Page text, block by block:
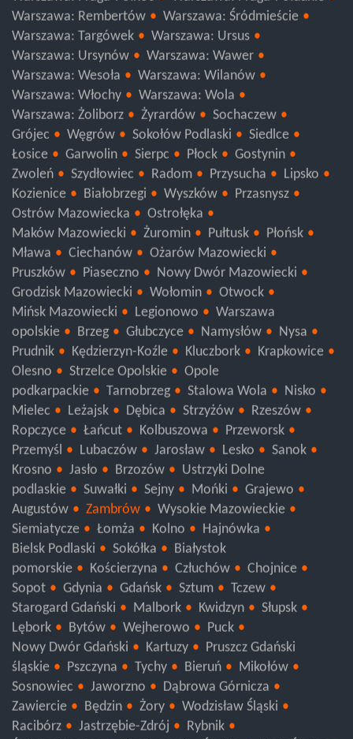
Warszawa: Rembertów
Warszawa: Śródmieście
Warszawa: Targówek
Warszawa: Ursus
Warszawa: Ursynów
Warszawa: Wawer
Warszawa: Wesoła
Warszawa: Wilanów
Warszawa: Włochy
Warszawa: Wola
Warszawa: Żoliborz
Żyrardów
Sochaczew
Grójec
Węgrów Sokołów Podlaski
Siedlce
Łosice
Garwolin Sierpc Płock
Gostynin
Zwoleń
Szydłowiec Radom Przysucha
Lipsko
Kozienice
Białobrzegi Wyszków
Przasnysz
Ostrów Mazowiecka
Ostrołęka
Maków Mazowiecki
Żuromin Pułtusk
Płońsk
Mława
Ciechanów
Ożarów Mazowiecki
Pruszków
Piaseczno
Nowy Dwór Mazowiecki
Grodzisk Mazowiecki
Wołomin
Otwock
Mińsk Mazowiecki
Legionowo
Warszawa
opolskie
Brzeg Głubczyce Namysłów
Nysa
Prudnik
Kędzierzyn-Koźle Kluczbork
Krapkowice
Olesno
Strzelce Opolskie
Opole
podkarpackie
Tarnobrzeg Stalowa Wola
Nisko
Mielec
Leżajsk Dębica Strzyżów
Rzeszów
Ropczyce
Łańcut Kolbuszowa
Przeworsk
Przemyśl
Lubaczów Jarosław Lesko
Sanok
Krosno
Jasło Brzozów
Ustrzyki Dolne
podlaskie
Suwałki Sejny Mońki
Grajewo
Augustów
Zambrów
Wysokie Mazowieckie
Siemiatycze
Łomża Kolno
Hajnówka
Bielsk Podlaski
Sokółka
Białystok
pomorskie
Kościerzyna Człuchów
Chojnice
Sopot
Gdynia Gdańsk Sztum
Tczew
Starogard Gdański
Malbork Kwidzyn
Słupsk
Lębork
Bytów Wejherowo
Puck
Nowy Dwór Gdański
Kartuzy
Pruszcz Gdański
śląskie
Pszczyna Tychy Bieruń
Mikołów
Sosnowiec
Jaworzno
Dąbrowa Górnicza
Zawiercie
Będzin Żory
Wodzisław Śląski
Racibórz
Jastrzębie-Zdrój
Rybnik